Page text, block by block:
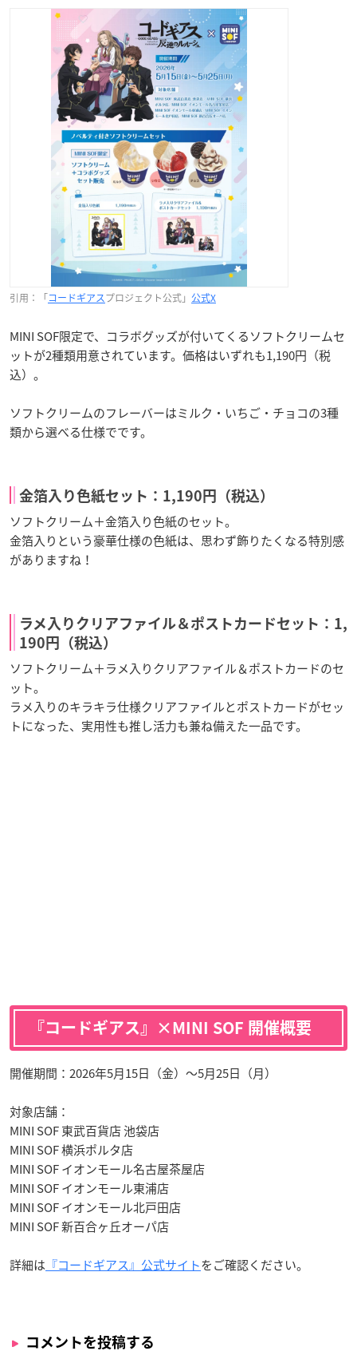
引用：「コードギアスプロジェクト公式」 公式X
MINI SOF限定で、コラボグッズが付いてくるソフトクリームセ
ットが2種類用意されています。価格はいずれも1,190円（税
込）。
ソフトクリームのフレーバーはミルク・いちご・チョコの3種
類から選べる仕様でです。
金箔入り色紙セット：1,190円（税込）
ソフトクリーム＋金箔入り色紙のセット。
金箔入りという豪華仕様の色紙は、思わず飾りたくなる特別感
がありますね！
ラメ入りクリアファイル＆ポストカードセット：1,
190円（税込）
ソフトクリーム＋ラメ入りクリアファイル＆ポストカードのセ
ット。
ラメ入りのキラキラ仕様クリアファイルとポストカードがセッ
トになった、実用性も推し活力も兼ね備えた一品です。
『コードギアス』×MINI SOF 開催概要
開催期間：2026年5月15日（金）〜5月25日（月）
対象店舗：
MINI SOF 東武百貨店 池袋店
MINI SOF 横浜ポルタ店
MINI SOF イオンモール名古屋茶屋店
MINI SOF イオンモール東浦店
MINI SOF イオンモール北戸田店
MINI SOF 新百合ヶ丘オーパ店
詳細は 『コードギアス』公式サイトをご確認ください。
コメントを投稿する